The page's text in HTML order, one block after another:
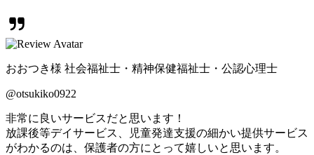
おおつき様 社会福祉士・精神保健福祉士・公認心理士
@otsukiko0922
非常に良いサービスだと思います！
放課後等デイサービス、児童発達支援の細かい提供サービス
がわかるのは、保護者の方にとって嬉しいと思います。